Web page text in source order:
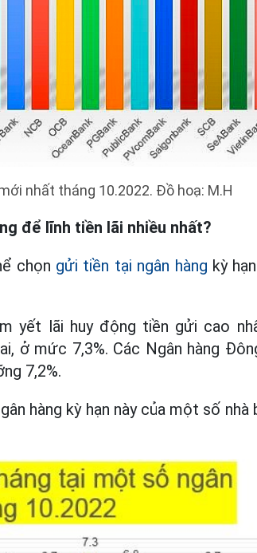
nhất tháng 10.2022. Đồ hoạ: M.H
để lĩnh tiền lãi nhiều nhất?
chọn gửi tiền tại ngân hàng kỳ
yết lãi huy động tiền gửi cao
ở mức 7,3%. Các Ngân hàng
7,2%.
hàng kỳ hạn này của một số nhà